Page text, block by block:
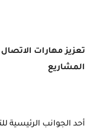
تعزيز مهارات
المشاريع
أحد الجوانب الرئيسية